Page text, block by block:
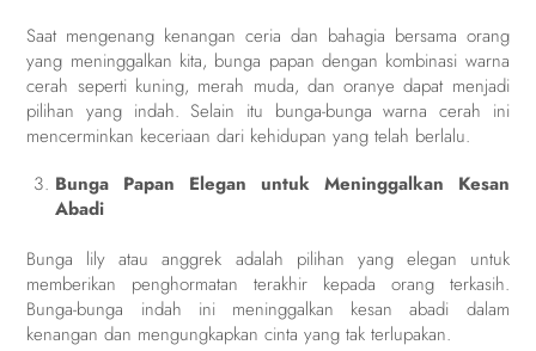
Saat mengenang kenangan ceria dan bahagia bersama orang
yang meninggalkan kita, bunga papan dengan kombinasi warna
cerah seperti kuning, merah muda, dan oranye dapat menjadi
pilihan yang indah. Selain itu bunga-bunga warna cerah ini
mencerminkan keceriaan dari kehidupan yang telah berlalu.
Bunga Papan Elegan untuk Meninggalkan Kesan
Abadi
Bunga lily atau anggrek adalah pilihan yang elegan untuk
memberikan penghormatan terakhir kepada orang terkasih.
Bunga-bunga indah ini meninggalkan kesan abadi dalam
kenangan dan mengungkapkan cinta yang tak terlupakan.